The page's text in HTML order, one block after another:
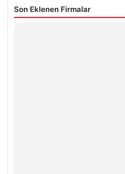
Son Eklenen Firmalar